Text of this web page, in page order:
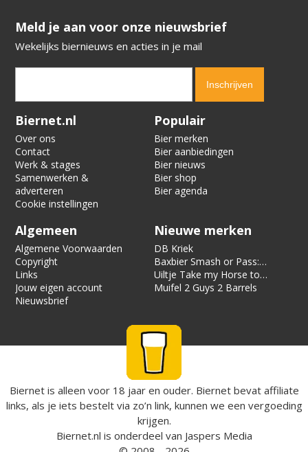
​​​​​​​Meld je aan voor onze nieuwsbrief
Wekelijks biernieuws en acties in je mail
Verification code:
Biernet.nl
Over ons
Contact
Werk & stages
Samenwerken &
adverteren
Cookie instellingen
Populair
Bier merken
Bier aanbiedingen
Bier nieuws
Bier shop
Bier agenda
Algemeen
Algemene Voorwaarden
Copyright
Links
Jouw eigen account
Nieuwsbrief
Nieuwe merken
DB Kriek
Baxbier Smash or Pass:
Strata
Uiltje Take my Horse to
the Hotel Room
Muifel 2 Guys 2 Barrels
Biernet is alleen voor 18 jaar en ouder. Biernet bevat affiliate
links, als je iets bestelt via zo’n link, kunnen we een vergoeding
krijgen.
Biernet.nl is onderdeel van Jaspers Media